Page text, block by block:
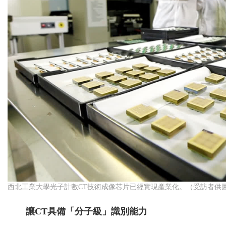
西北工業大學光子計數CT技術成像芯片已經實現產業化。（受訪者供
讓CT具備「分子級」識別能力